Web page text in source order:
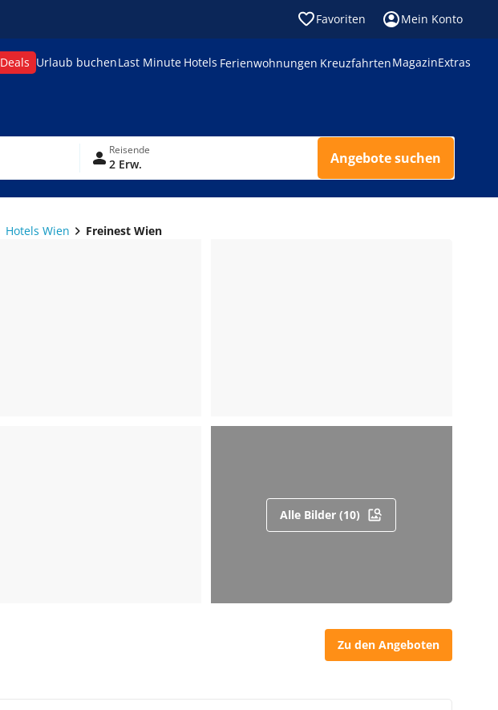
Favoriten Mein Konto
Deals Urlaub buchenLast Minute Hotels Ferienwohnungen KreuzfahrtenMagazinExtras
Reisende
2 Erw. Angebote suchen
Hotels Wien Freinest Wien
Alle Bilder (10)
Zu den Angeboten